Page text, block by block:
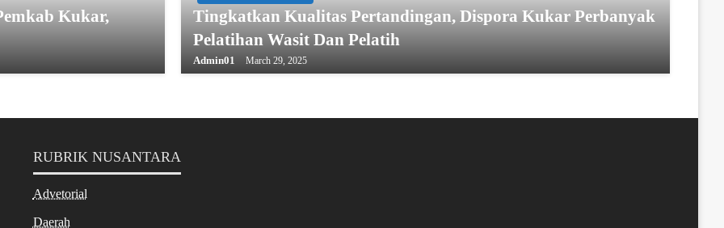
Kukar,
Tingkatkan Kualitas Pertandingan, Dispora Kukar Perbanyak
Pelatihan Wasit Dan Pelatih
Admin01 March 29, 2025
RUBRIK NUSANTARA
Advetorial
Daerah